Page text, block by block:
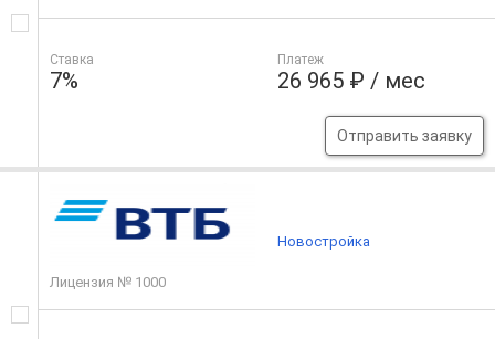
Ставка
7%
Платеж
26 965 ₽ / мес
Отправить заявку
Лицензия № 1000
Новостройка